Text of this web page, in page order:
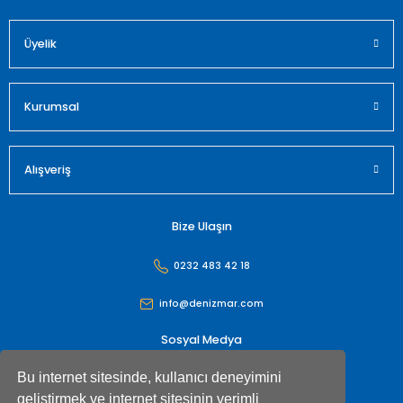
Bu internet sitesinde, kullanıcı deneyimini
geliştirmek ve internet sitesinin verimli
Üyelik
Kurumsal
Alışveriş
Bize Ulaşın
0232 483 42 18
info@denizmar.com
Sosyal Medya